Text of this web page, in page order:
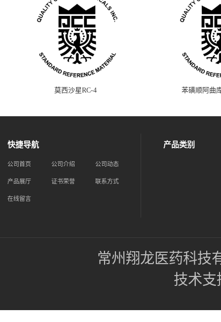
莫西沙星RC-4 苯磺顺阿曲
快捷导航
公司首页 公司介绍 公司动态
产品展厅 证书荣誉 联系方式
在线留言
产品类别
常州翔龙医药科技
技术